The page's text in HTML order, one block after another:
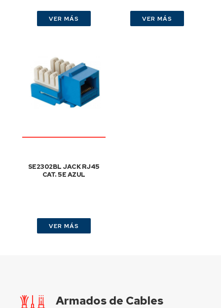
VER MÁS VER MÁS
SE2302BL JACK RJ45
CAT. 5E AZUL
VER MÁS
Armados de Cables